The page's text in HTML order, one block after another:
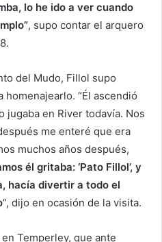
lo he ido a ver cuando
, supo contar el arquero
del Mudo, Fillol supo
“Él ascendió
jugaba en River todavía. Nos
me enteré que era
muchos años después,
él gritaba: ‘Pato Fillol’, y
hacía divertir a todo el
”, dijo en ocasión de la visita.
Temperley, que ante